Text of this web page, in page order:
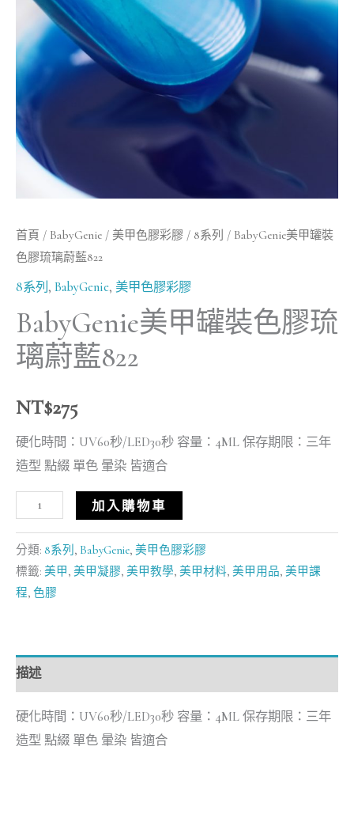
首頁 / BabyGenie / 美甲色膠彩膠 / 8系列 / BabyGenie美甲罐裝
色膠琉璃蔚藍822
8系列 , BabyGenie, 美甲色膠彩膠
BabyGenie美甲罐裝色膠琉
璃蔚藍822
NT$275
硬化時間：UV60秒/LED30秒 容量：4ML 保存期限：三年
造型 點綴 單色 暈染 皆適合
琉
璃
蔚
藍
822
數
加入購物車
分類: 8系列 , BabyGenie, 美甲色膠彩膠
標籤: 美甲, 美甲凝膠, 美甲教學, 美甲材料, 美甲用品, 美甲課
程, 色膠
描述
硬化時間：UV60秒/LED30秒 容量：4ML 保存期限：三年
造型 點綴 單色 暈染 皆適合